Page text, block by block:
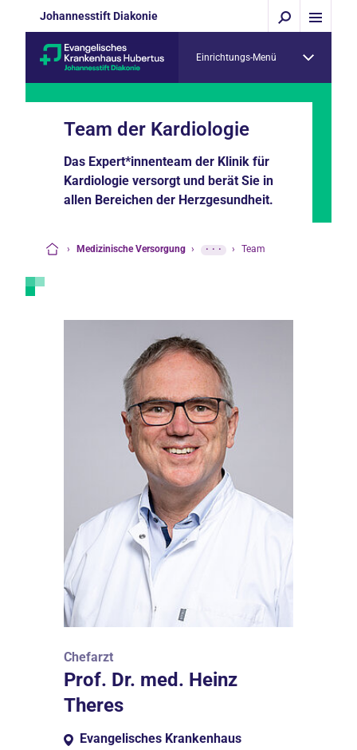
Johannesstift Diakonie
Einrichtungs-Menü
Team der Kardiologie
Das Expert*innenteam der Klinik für
Kardiologie versorgt und berät Sie in
allen Bereichen der Herzgesundheit.
› Medizinische Versorgung › ··· › Team
Chefarzt
Prof. Dr. med. Heinz
Theres
Evangelisches Krankenhaus